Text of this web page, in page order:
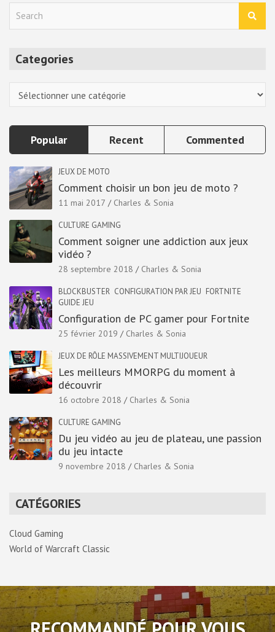
Categories
Popular Recent Commented
JEUX DE MOTO
Comment choisir un bon jeu de moto ?
11 mai 2017 Charles & Sonia
CULTURE GAMING
Comment soigner une addiction aux jeux
vidéo ?
28 septembre 2018 Charles & Sonia
BLOCKBUSTER CONFIGURATION PAR JEU FORTNITE
GUIDE JEU
Configuration de PC gamer pour Fortnite
25 février 2019 Charles & Sonia
JEUX DE RÔLE MASSIVEMENT MULTIJOUEUR
Les meilleurs MMORPG du moment à
découvrir
16 octobre 2018 Charles & Sonia
CULTURE GAMING
Du jeu vidéo au jeu de plateau, une passion
du jeu intacte
9 novembre 2018 Charles & Sonia
CATÉGORIES
Cloud Gaming
World of Warcraft Classic